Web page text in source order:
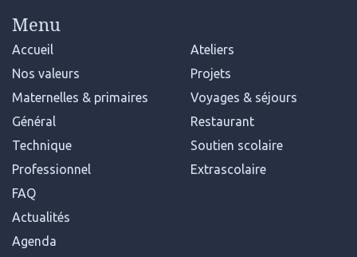
Menu
Accueil
Nos valeurs
Maternelles & primaires
Général
Technique
Professionnel
FAQ
Actualités
Agenda
Ateliers
Projets
Voyages & séjours
Restaurant
Soutien scolaire
Extrascolaire